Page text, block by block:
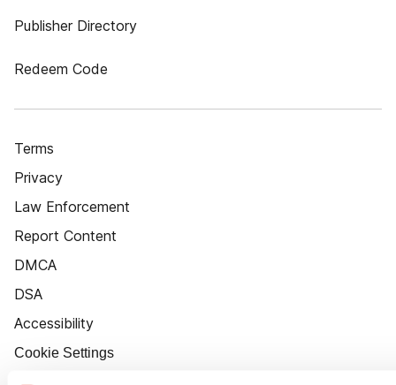
Publisher Directory
Redeem Code
Terms
Privacy
Law Enforcement
Report Content
DMCA
DSA
Accessibility
Cookie Settings